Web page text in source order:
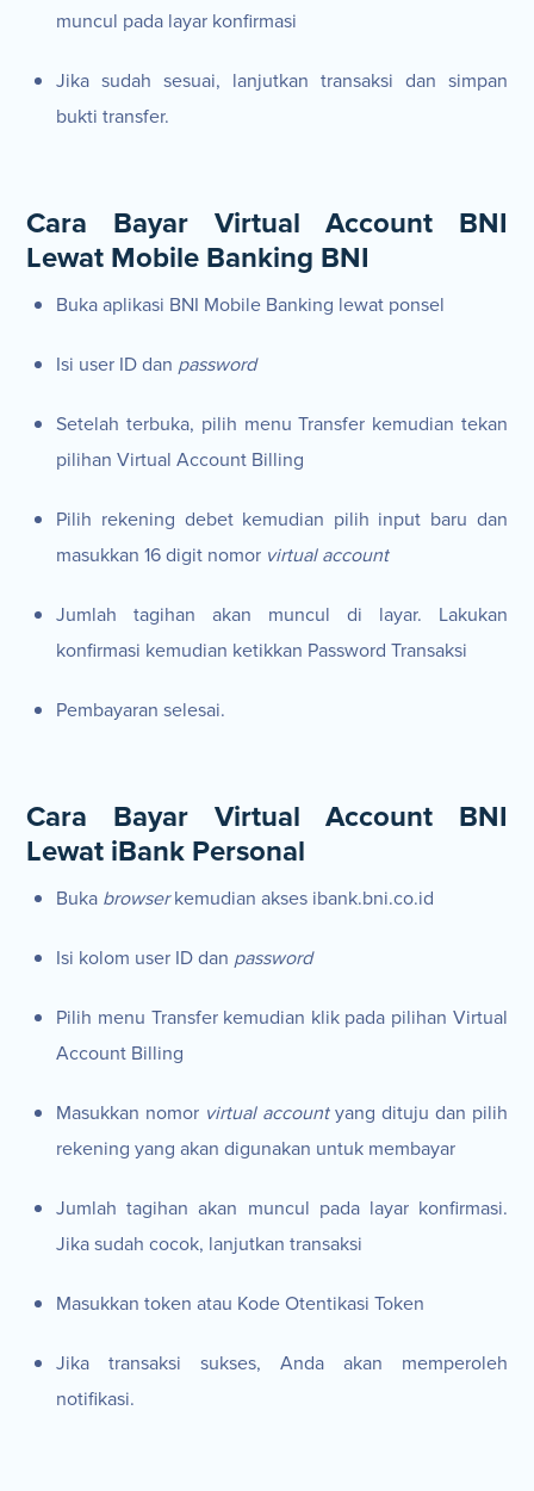
muncul pada layar konfirmasi
Jika sudah sesuai, lanjutkan transaksi dan simpan
bukti transfer.
Cara Bayar Virtual Account BNI
Lewat Mobile Banking BNI
Buka aplikasi BNI Mobile Banking lewat ponsel
Isi user ID dan password
Setelah terbuka, pilih menu Transfer kemudian tekan
pilihan Virtual Account Billing
Pilih rekening debet kemudian pilih input baru dan
masukkan 16 digit nomor virtual account
Jumlah tagihan akan muncul di layar. Lakukan
konfirmasi kemudian ketikkan Password Transaksi
Pembayaran selesai.
Cara Bayar Virtual Account BNI
Lewat iBank Personal
Buka browserkemudian akses ibank.bni.co.id
Isi kolom user ID dan password
Pilih menu Transfer kemudian klik pada pilihan Virtual
Account Billing
Masukkan nomor virtual accountyang dituju dan pilih
rekening yang akan digunakan untuk membayar
Jumlah tagihan akan muncul pada layar konfirmasi.
Jika sudah cocok, lanjutkan transaksi
Masukkan token atau Kode Otentikasi Token
Jika transaksi sukses, Anda akan memperoleh
notifikasi.